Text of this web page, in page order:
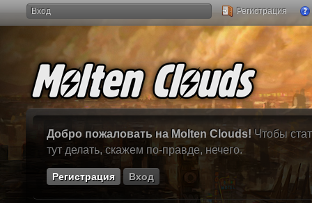
Вход Регистрация
Добро пожаловать на Molten Clouds! Чтобы
тут делать, скажем по-правде, нечего.
Регистрация Вход